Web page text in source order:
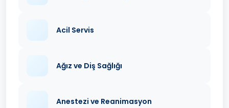
Acil Servis
Ağız ve Diş Sağlığı
Anestezi ve Reanimasyon